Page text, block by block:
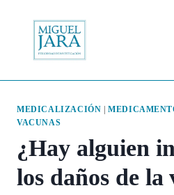
contenido
MEDICALIZACIÓN |
VACUNAS
¿Hay alguien
los daños de la